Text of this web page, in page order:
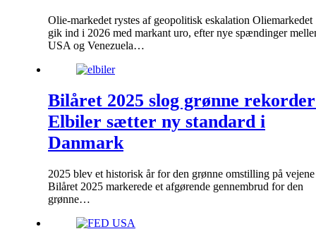
Olie-markedet rystes af geopolitisk eskalation Oliemarkedet
gik ind i 2026 med markant uro, efter nye spændinger
USA og Venezuela…
Bilåret 2025 slog grønne
Elbiler sætter ny standard i
Danmark
2025 blev et historisk år for den grønne omstilling på vejene
Bilåret 2025 markerede et afgørende gennembrud for den
grønne…